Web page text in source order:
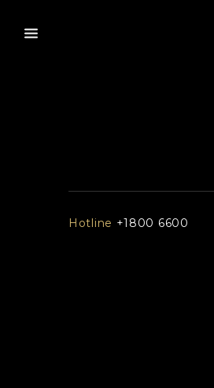
Hotline +1800 6600